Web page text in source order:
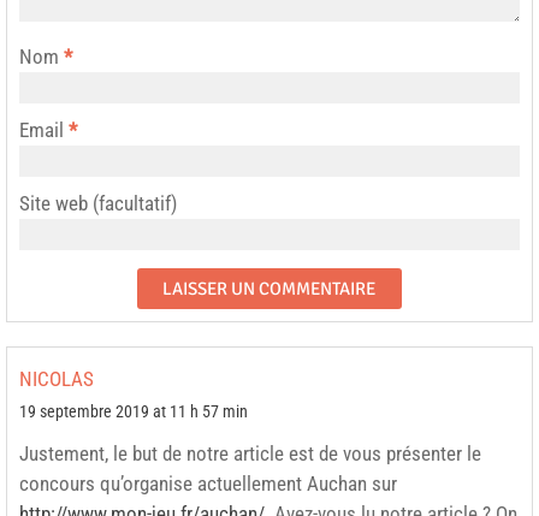
Nom *
Email *
Site web (facultatif)
NICOLAS
19 septembre 2019 at 11 h 57 min
Justement, le but de notre article est de vous présenter le
concours qu’organise actuellement Auchan sur